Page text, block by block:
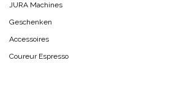
JURA Machines
Geschenken
Accessoires
Coureur Espresso